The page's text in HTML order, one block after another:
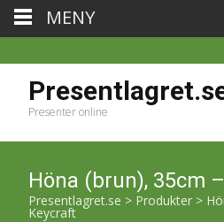
Presenter online
Höna (brun), 35cm
Presentlagret.se > Produkter >
Keycraft
MENY